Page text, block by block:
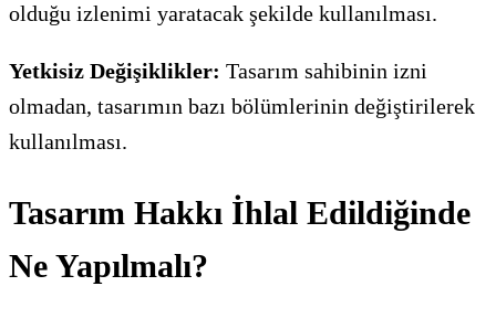
olduğu izlenimi yaratacak şekilde kullanılması.
Yetkisiz Değişiklikler: Tasarım sahibinin izni
olmadan, tasarımın bazı bölümlerinin değiştirilerek
kullanılması.
Tasarım Hakkı İhlal Edildiğinde
Ne Yapılmalı?